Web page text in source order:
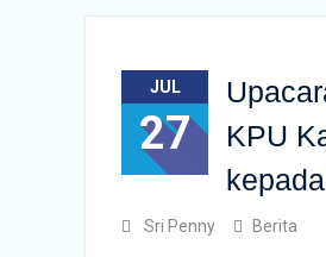
JUL
27
KPU
Sri Penny Berita